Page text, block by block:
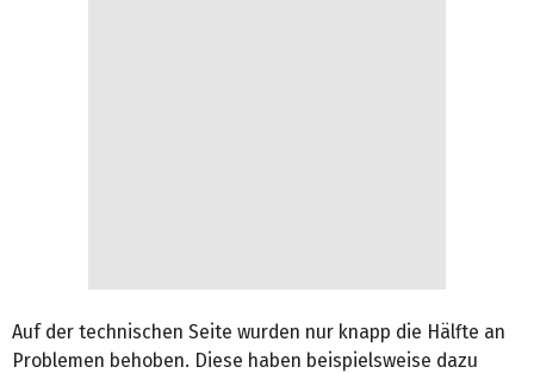
Auf der technischen Seite wurden nur knapp die Hälfte an
Problemen behoben. Diese haben beispielsweise dazu